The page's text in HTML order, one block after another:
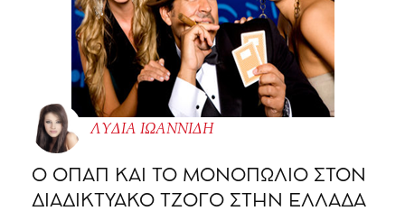
ΛΥΔΙΑ ΙΩΑΝΝΙΔΗ
O ΟΠΑΠ ΚΑΙ ΤΟ ΜΟΝΟΠΩΛΙΟ ΣΤΟΝ
ΔΙΑΔΙΚΤΥΑΚΟ ΤΖΟΓΟ ΣΤΗΝ ΕΛΛΑΔΑ